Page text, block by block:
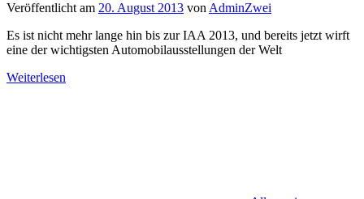
Veröffentlicht am 20. August 2013 vonAdminZwei
Es ist nicht mehr lange hin bis zur IAA 2013, und bereits jetzt wirft
eine der wichtigsten Automobilausstellungen der Welt
Weiterlesen